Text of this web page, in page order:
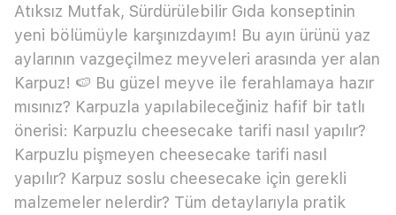
Atıksız Mutfak, Sürdürülebilir Gıda konseptinin
yeni bölümüyle karşınızdayım! Bu ayın ürünü yaz
aylarının vazgeçilmez meyveleri arasında yer alan
Karpuz! 🍉 Bu güzel meyve ile ferahlamaya hazır
mısınız? Karpuzla yapılabileceğiniz hafif bir tatlı
önerisi: Karpuzlu cheesecake tarifi nasıl yapılır?
Karpuzlu pişmeyen cheesecake tarifi nasıl
yapılır? Karpuz soslu cheesecake için gerekli
malzemeler nelerdir? Tüm detaylarıyla pratik